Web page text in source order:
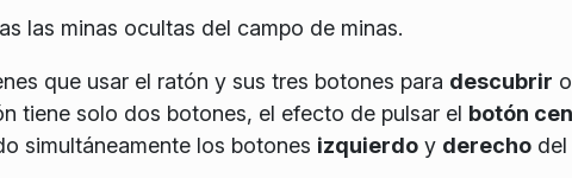
las minas ocultas del campo de minas.
que usar el ratón y sus tres botones para descubrir
tiene solo dos botones, el efecto de pulsar el botón
simultáneamente los botones izquierdoy derechodel